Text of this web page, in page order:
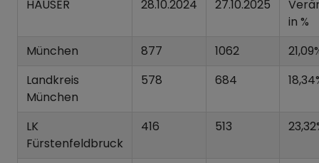
HÄUSER 28.10.2024 27.10.2025
in %
München
877 1062
Landkreis
München
578 684
LK
Fürstenfeldbruck
416 513